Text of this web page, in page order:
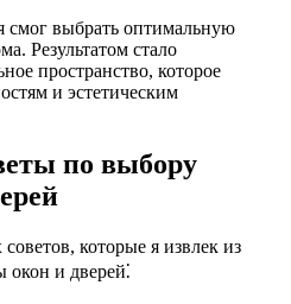
смог выбрать оптимальную
Результатом стало
пространство, которое
и эстетическим
по выбору
которые я извлек из
окон и дверей⁚